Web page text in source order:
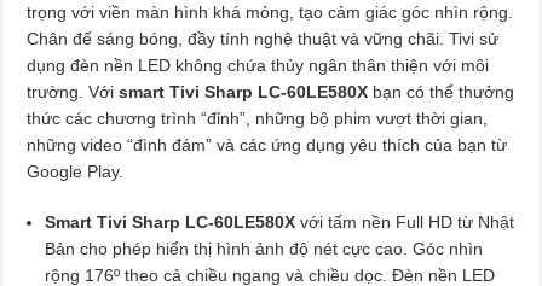
trọng với viền màn hình khá mỏng, tạo cảm giác góc nhìn rộng.
Chân đế sáng bóng, đầy tính nghệ thuật và vững chãi. Tivi sử
dụng đèn nền LED không chứa thủy ngân thân thiện với môi
trường. Vớismart Tivi Sharp LC-60LE580X bạn có thể thưởng
thức các chương trình “đỉnh”, những bộ phim vượt thời gian,
những video “đình đám” và các ứng dụng yêu thích của bạn từ
Google Play.
Smart Tivi Sharp LC-60LE580X với tấm nền Full HD từ Nhật
Bản cho phép hiển thị hình ảnh độ nét cực cao. Góc nhìn
rộng 176º theo cả chiều ngang và chiều dọc. Đèn nền LED